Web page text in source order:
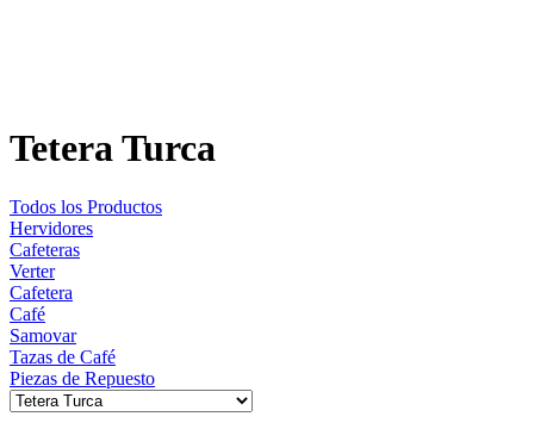
Tetera Turca
Todos los Productos
Hervidores
Cafeteras
Verter
Cafetera
Café
Samovar
Tazas de Café
Piezas de Repuesto